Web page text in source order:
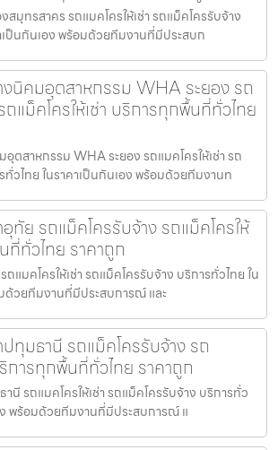
สมุทรสาคร รถแมคโครให้เช่า รถแม็คโครรับจ้าง
เป็นกันเอง พร้อมด้วยทีมงานที่มีประสบก
งนิคมอุตสาหกรรม WHA ระยอง รถ
ถแม็คโครให้เช่า บริการทุกพื้นที่ทั่วไทย
ตสาหกรรม WHA ระยอง รถแมคโครให้เช่า รถ
ทั่วไทย ในราคาเป็นกันเอง พร้อมด้วยทีมงานท
อุทัย รถแม็คโครรับจ้าง รถแม็คโครให้
ที่ทั่วไทย ราคาถูก
ถแมคโครให้เช่า รถแม็คโครรับจ้าง บริการทั่วไทย ใน
ด้วยทีมงานที่มีประสบการณ์ และ
ปทุมธานี รถแม็คโครรับจ้าง รถ
ริการทุกพื้นที่ทั่วไทย ราคาถูก
านี รถแมคโครให้เช่า รถแม็คโครรับจ้าง บริการทั่ว
ง พร้อมด้วยทีมงานที่มีประสบการณ์ แ